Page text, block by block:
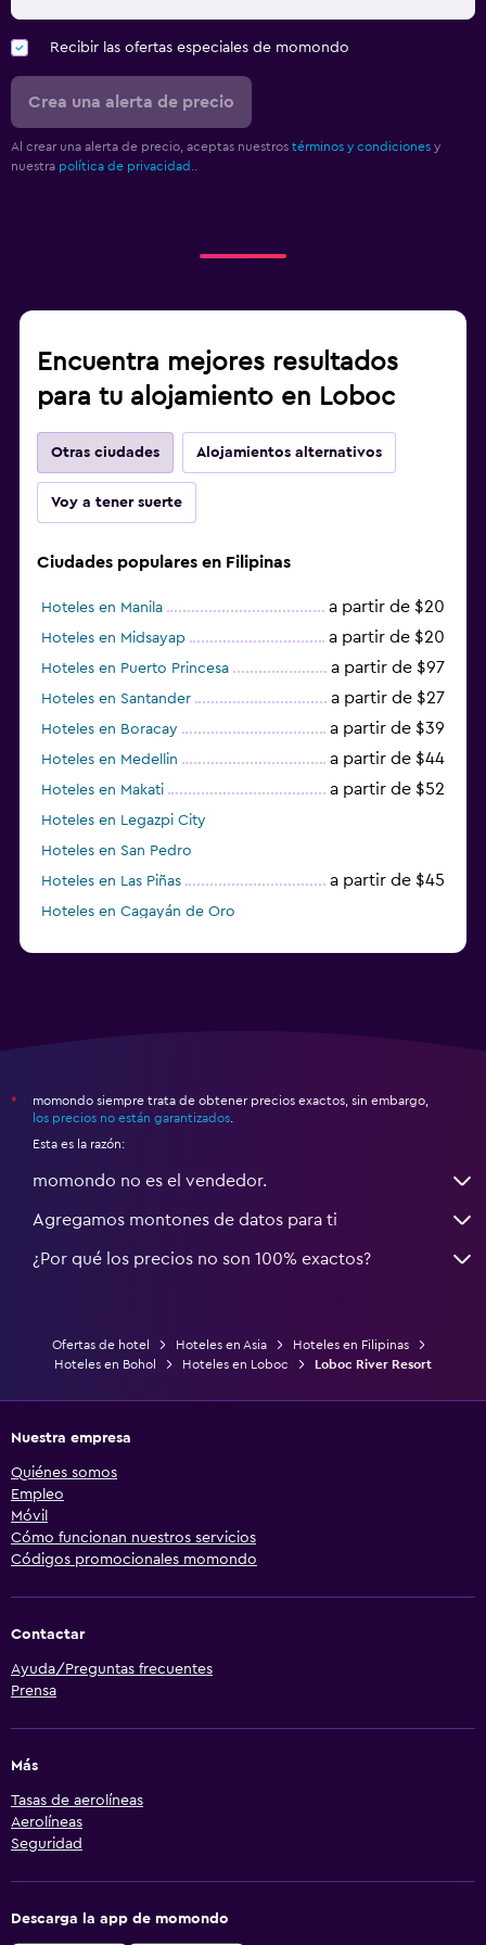
Estacionamiento y transporte
Traslado al aeropuerto (con cargos)
Estacionamiento privado
Servicio de traslado (cargo adicional)
Biblioteca
Fax/fotocopiadora
Escritorio
Recibir las ofertas especiales de momondo
Crea una alerta de precio
Al crear una alerta de precio, aceptas nuestros términos y condiciones y
nuestra política de privacidad.
Encuentra mejores resultados
para tu alojamiento en Loboc
Otras ciudades Alojamientos alternativos
Voy a tener suerte
Ciudades populares en Filipinas
Hoteles en Manila a partir de $20
Hoteles en Midsayap a partir de $20
Hoteles en Puerto Princesa a partir de $97
Hoteles en Santander a partir de $27
Hoteles en Boracay a partir de $39
Hoteles en Medellin a partir de $44
Hoteles en Makati a partir de $52
Hoteles en Legazpi City
Hoteles en San Pedro
Hoteles en Las Piñas
a partir de $45
Hoteles en Cagayán de Oro
*
momondo siempre trata de obtener precios exactos, sin embargo,
los precios no están garantizados
Esta es la razón:
momondo no es el vendedor.
Agregamos montones de datos para ti
¿Por qué los precios no son 100% exactos?
Ofertas de hotel Hoteles en Asia
Hoteles en Filipinas
Hoteles en Bohol
Hoteles en Loboc Loboc River Resort
Nuestra empresa
Quiénes somos
Empleo
Móvil
Cómo funcionan nuestros servicios
Códigos promocionales momondo
Contactar
Ayuda/Preguntas frecuentes
Prensa
Más
Tasas de aerolíneas
Aerolíneas
Seguridad
Descarga la app de momondo